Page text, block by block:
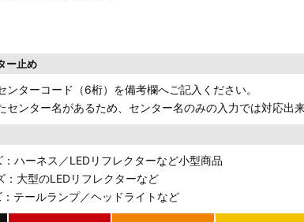
ー止め
ンターコード（6桁）を備考欄へご記入ください。
センター名があるため、センター名のみの入力では対応出
：ハーネス／LEDリフレクターなど小型商品
：大型のLEDリフレクターなど
：テールランプ／ヘッドライトなど